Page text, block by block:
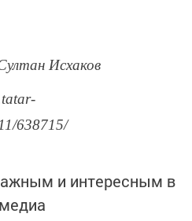
Исхаков
638715/
и интересным в